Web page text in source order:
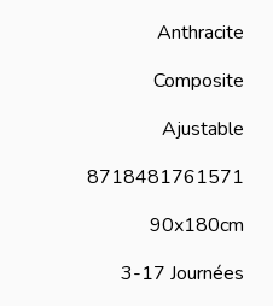
Anthracite
Composite
Ajustable
8718481761571
90x180cm
3-17 Journées